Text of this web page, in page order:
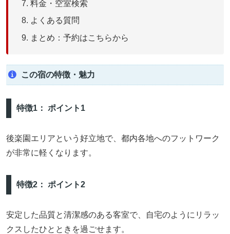
料金・空室検索
よくある質問
まとめ：予約はこちらから
この宿の特徴・魅力
特徴1： ポイント1
後楽園エリアという好立地で、都内各地へのフットワーク
が非常に軽くなります。
特徴2： ポイント2
安定した品質と清潔感のある客室で、自宅のようにリラッ
クスしたひとときを過ごせます。